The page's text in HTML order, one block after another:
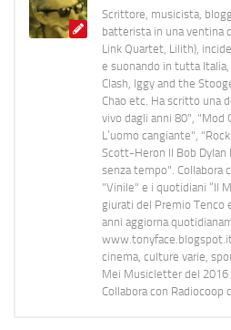
Scrittore, musicista,
batterista in una ventina
Link Quartet, Lilith),
e suonando in tutta Italia,
Clash, Iggy and the
Chao etc. Ha scritto una
vivo dagli anni 80", "Mod
L’uomo cangiante",
Scott-Heron Il Bob Dylan
senza tempo". Collabora
"Vinile" e i quotidiani “Il
giurati del Premio Tenco
anni aggiorna
cinema, culture varie,
Mei Musicletter del 2016
Collabora con Radiocoop